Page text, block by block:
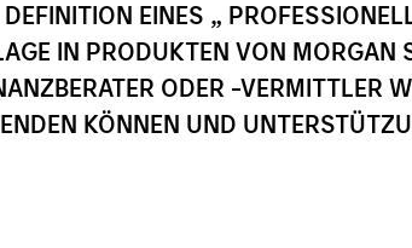
EINES „
IN PRODUKTEN VON
ODER -VERMITTLER
KÖNNEN UND
India